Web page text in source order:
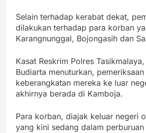
Selain terhadap kerabat dekat,
dilakukan terhadap para korban
Karangnunggal, Bojongasih dan
Kasat Reskrim Polres
Budiarta menuturkan,
keberangkatan mereka ke luar
akhirnya berada di Kamboja.
Para korban, diajak keluar negeri
yang kini sedang dalam